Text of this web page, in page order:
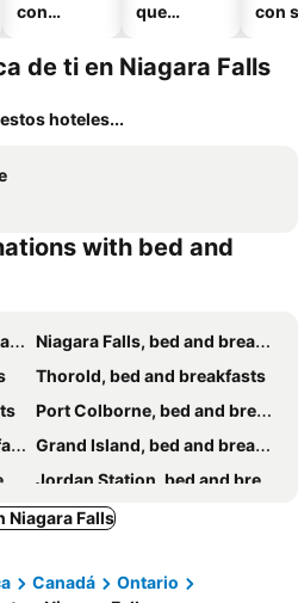
con
que
mascotas
con
de ti en Niagara Falls
hoteles...
with bed and
Niagara Falls, bed and breakfasts
Thorold, bed and breakfasts
Port Colborne, bed and breakfasts
Grand Island, bed and breakfasts
Jordan Station, bed and breakfasts
Niagara Falls
Canadá
Ontario